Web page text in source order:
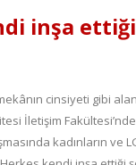
inşa
cinsiyeti gibi
İletişim
kadınların ve